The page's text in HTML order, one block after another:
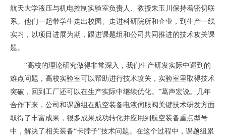
航天大学液压与机电控制实验室负责人、教授朱玉川保持着密切联
系。他们一起带学生走出校园、走进科研院所和企业，到生产一线
实习，以项目进展为期，跟进课题组和公司共同推进的技术攻关课
题。
“高校的理论研究做得非常深入，我们生产研发实际中遇到的
难点问题，高校实验室可以帮助进行技术攻关，实验室里取得技术
突破，回到工厂还可以在生产实际中继续优化。”葛声宏说。几年
合作下来，公司和课题组在航空装备电液伺服阀关键技术研发方面
取得了丰富成果，很多成果成功转化并应用到航空装备重点型号
中，解决了相关装备“卡脖子”技术问题。在这个过程中，课题组累